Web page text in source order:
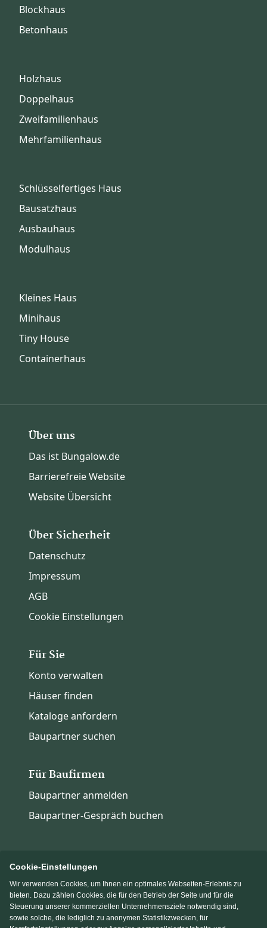
Blockhaus
Betonhaus
Holzhaus
Doppelhaus
Zweifamilienhaus
Mehrfamilienhaus
Schlüsselfertiges Haus
Bausatzhaus
Ausbauhaus
Modulhaus
Kleines Haus
Minihaus
Tiny House
Containerhaus
Über uns
Das ist Bungalow.de
Barrierefreie Website
Website Übersicht
Über Sicherheit
Datenschutz
Impressum
AGB
Cookie Einstellungen
Für Sie
Konto verwalten
Häuser finden
Kataloge anfordern
Baupartner suchen
Für Baufirmen
Baupartner anmelden
Baupartner-Gespräch buchen
Immowelt.de Bauen.de
Cookie-Einstellungen
Wir verwenden Cookies, um Ihnen ein optimales Webseiten-Erlebnis zu
bieten. Dazu zählen Cookies, die für den Betrieb der Seite und für die
Steuerung unserer kommerziellen Unternehmensziele notwendig sind,
sowie solche, die lediglich zu anonymen Statistikzwecken, für